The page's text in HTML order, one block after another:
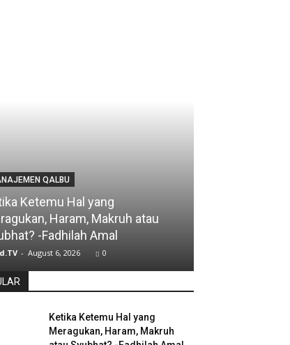
QALBU
Ketemu Hal yang
Haram, Makruh atau
-Fadhilah Amal
- August 6, 2026 0
Ketika Ketemu Hal yang
Meragukan, Haram, Makruh